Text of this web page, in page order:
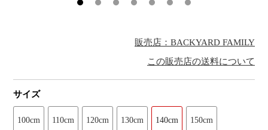
販売店：BACKYARD FAMILY
この販売店の送料について
サイズ
100cm 110cm 120cm 130cm 140cm 150cm